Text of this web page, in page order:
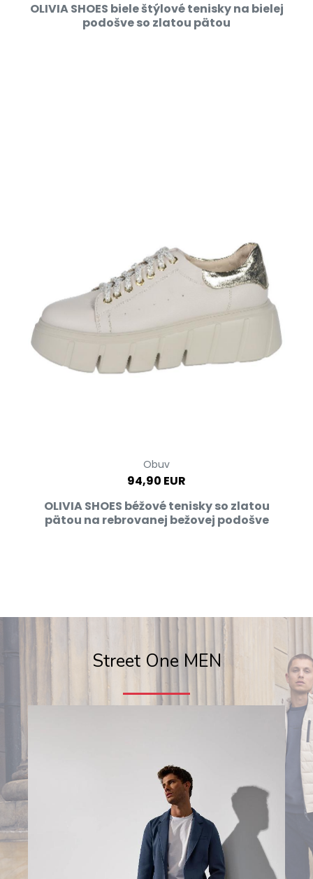
OLIVIA SHOES biele štýlové tenisky na bielej
podošve so zlatou pätou
Obuv
94,90 EUR
OLIVIA SHOES béžové tenisky so zlatou
pätou na rebrovanej bežovej podošve
Street One MEN